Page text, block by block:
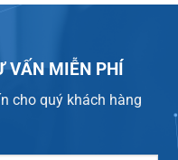
VẤN MIỄN PHÍ
cho quý khách hàng